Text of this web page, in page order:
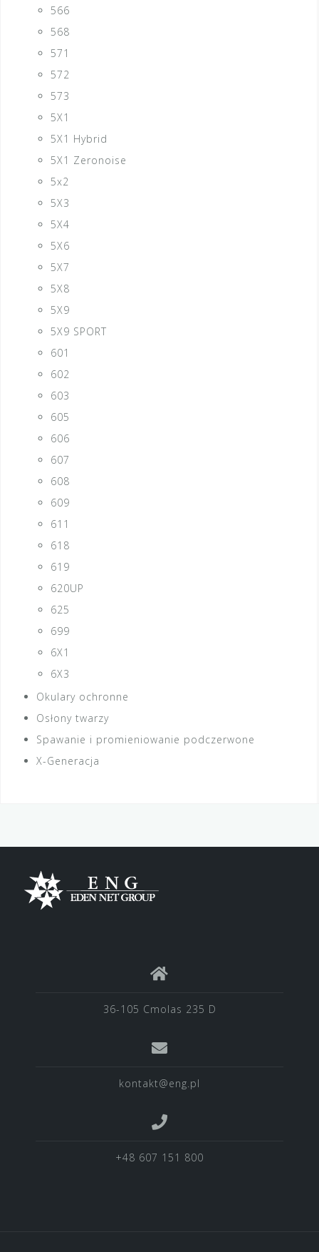
566
568
571
572
573
5X1
5X1 Hybrid
5X1 Zeronoise
5x2
5X3
5X4
5X6
5X7
5X8
5X9
5X9 SPORT
601
602
603
605
606
607
608
609
611
618
619
620UP
625
699
6X1
6X3
Okulary ochronne
Osłony twarzy
Spawanie i promieniowanie podczerwone
X-Generacja
36-105 Cmolas 235 D
kontakt@eng.pl
+48 607 151 800